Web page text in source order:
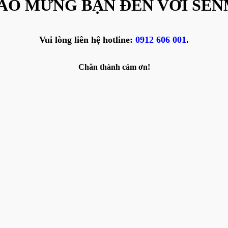
MỪNG BẠN ĐẾN VỚI
Vui lòng liên hệ hotline: 0912 606 001.
Chân thành cảm ơn!